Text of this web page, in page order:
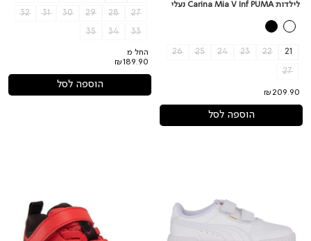
לילדות Carina Mia V Inf PUMA נעלי
21
22
23
24
25
26
27
₪209.90
הוספה לסל
27
28
29
30
31
32
33
34
35
החל מ
₪189.90
הוספה לסל
PUMA